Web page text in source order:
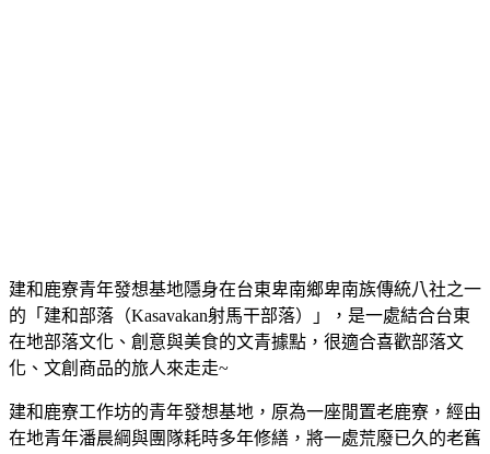
建和鹿寮青年發想基地隱身在台東卑南鄉卑南族傳統八社之一
的「建和部落（Kasavakan射馬干部落）」，是一處結合台東
在地部落文化、創意與美食的文青據點，很適合喜歡部落文
化、文創商品的旅人來走走~
建和鹿寮工作坊的青年發想基地，原為一座閒置老鹿寮，經由
在地青年潘晨綱與團隊耗時多年修繕，將一處荒廢已久的老舊